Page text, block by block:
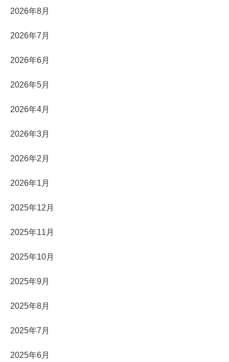
2026年8月
2026年7月
2026年6月
2026年5月
2026年4月
2026年3月
2026年2月
2026年1月
2025年12月
2025年11月
2025年10月
2025年9月
2025年8月
2025年7月
2025年6月